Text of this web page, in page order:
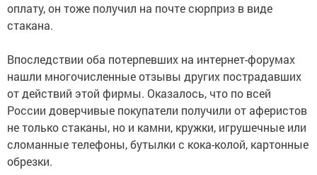
оплату, он тоже получил на почте сюрприз в виде
стакана.
Впоследствии оба потерпевших на интернет-форумах
нашли многочисленные отзывы других пострадавших
от действий этой фирмы. Оказалось, что по всей
России доверчивые покупатели получили от аферистов
не только стаканы, но и камни, кружки, игрушечные или
сломанные телефоны, бутылки с кока-колой, картонные
обрезки.